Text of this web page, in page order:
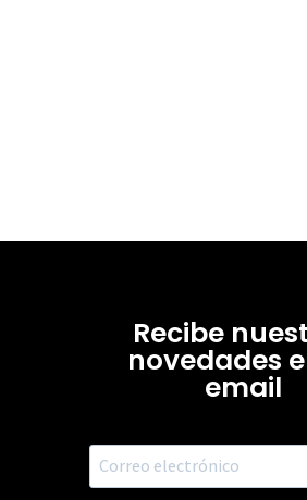
Recibe
novedades
email